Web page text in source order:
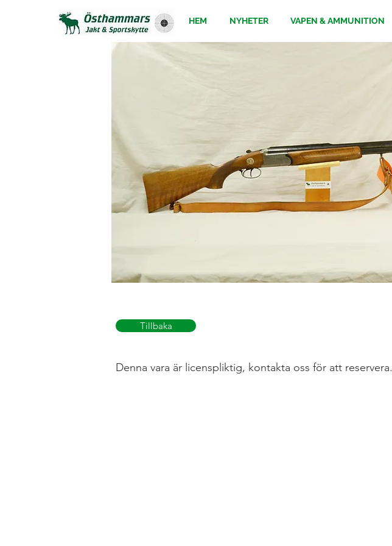
HEM NYHETER VAPEN & AMMUNITION
Tillbaka
Denna vara är licenspliktig, kontakta oss för att reservera.